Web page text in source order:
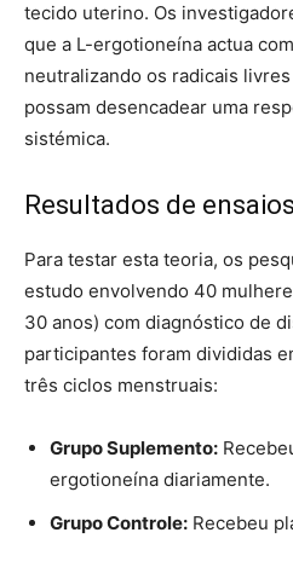
tecido uterino. Os
que a L-ergotioneína actua
neutralizando os radicais
possam desencadear uma
sistémica.
Resultados de
Para testar esta teoria, os
estudo envolvendo 40
30 anos) com diagnóstico de
participantes foram divididas
três ciclos menstruais:
Grupo Suplemento:
ergotioneína diariamente.
Grupo Controle: Recebeu